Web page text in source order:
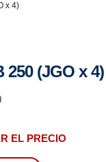
x 4)
250 (JGO x 4)
EL PRECIO